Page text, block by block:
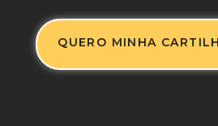
QUERO MINHA